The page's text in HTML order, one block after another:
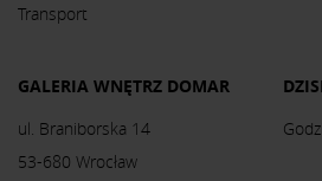
Transport
GALERIA WNĘTRZ DOMAR
ul. Braniborska 14
53-680 Wrocław